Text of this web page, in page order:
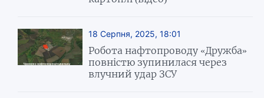
18 Серпня, 2025, 18:01
Робота нафтопроводу «Дружба»
повністю зупинилася через
влучний удар ЗСУ